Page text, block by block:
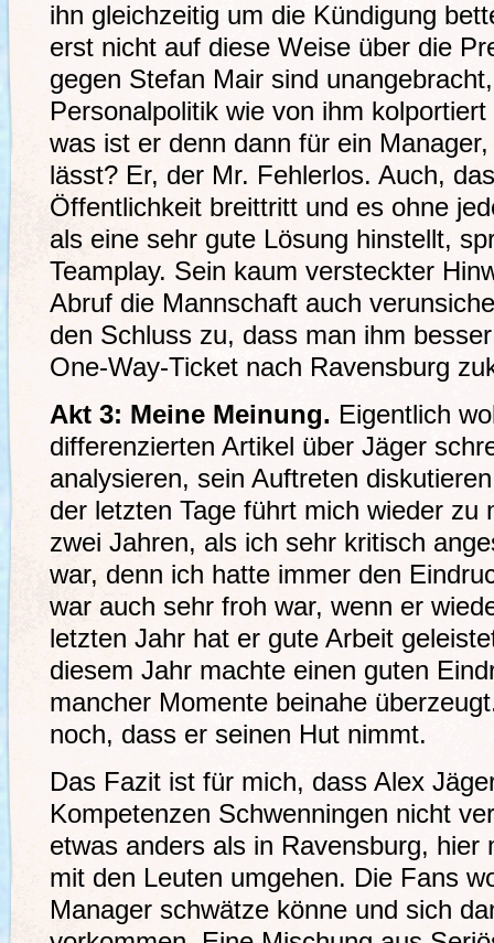
ihn gleichzeitig um die Kündigung
erst nicht auf diese Weise über die
gegen Stefan Mair sind
Personalpolitik wie von ihm
was ist er denn dann für ein
lässt? Er, der Mr. Fehlerlos. Auch,
Öffentlichkeit breittritt und es ohne
als eine sehr gute Lösung hinstellt,
Teamplay. Sein kaum versteckter
Abruf die Mannschaft auch
den Schluss zu, dass man ihm
One-Way-Ticket nach Ravensburg
Akt 3: Meine Meinung. Eigentlich
differenzierten Artikel über Jäger
analysieren, sein Auftreten
der letzten Tage führt mich wieder zu
zwei Jahren, als ich sehr kritisch
war, denn ich hatte immer den
war auch sehr froh war, wenn er
letzten Jahr hat er gute Arbeit
diesem Jahr machte einen guten
mancher Momente beinahe
noch, dass er seinen Hut nimmt.
Das Fazit ist für mich, dass Alex
Kompetenzen Schwenningen nicht
etwas anders als in Ravensburg, hier
mit den Leuten umgehen. Die Fans
Manager schwätze könne und sich